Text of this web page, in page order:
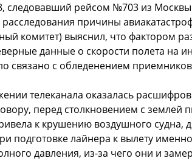
следовавший рейсом №703 из
причины
комитет) выяснил, что фактором
данные о скорости полета на
связано с обледенением
телеканала оказалась
перед столкновением с землей
к крушению воздушного судна,
подготовке лайнера к вылету
давления, из-за чего они и